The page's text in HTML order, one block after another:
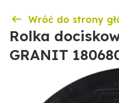
Wróć do strony
Rolka
GRANIT